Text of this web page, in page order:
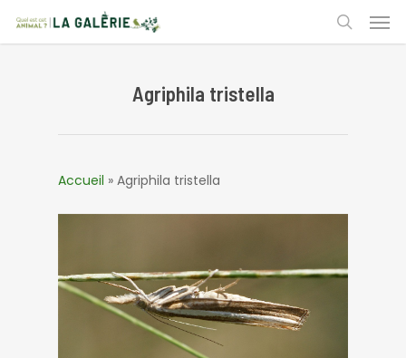
main
search
Agriphila tristella
Accueil » Agriphila tristella